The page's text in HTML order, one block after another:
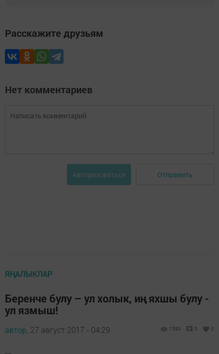
Расскажите друзьям
Нет комментариев
Авторизоваться Отправить
ЯҢАЛЫКЛАР
Беренче булу – ул холык, иң яхшы булу -
ул язмыш!
автор, 27 август 2017 - 04:29 1583 0 0